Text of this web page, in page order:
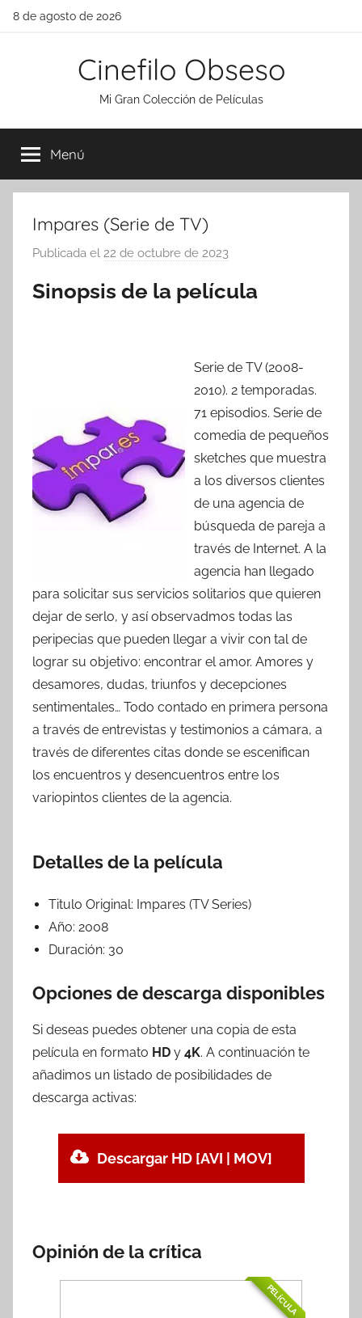
Saltar
8 de agosto de 2026
Cinefilo Obseso
Mi Gran Colección de Películas
Menú
Impares (Serie de TV)
Publicada el 22 de octubre de 2023
r
Sinopsis de la película
Serie de TV (2008-
2010). 2 temporadas.
71 episodios. Serie de
comedia de pequeños
sketches que muestra
a los diversos clientes
de una agencia de
búsqueda de pareja a
través de Internet. A la
agencia han llegado
para solicitar sus servicios solitarios que quieren
dejar de serlo, y así observadmos todas las
peripecias que pueden llegar a vivir con tal de
lograr su objetivo: encontrar el amor. Amores y
desamores, dudas, triunfos y decepciones
sentimentales… Todo contado en primera persona
a través de entrevistas y testimonios a cámara, a
través de diferentes citas donde se escenifican
los encuentros y desencuentros entre los
variopintos clientes de la agencia.
Detalles de la película
Titulo Original: Impares (TV Series)
Año: 2008
Duración: 30
Opciones de descarga disponibles
Si deseas puedes obtener una copia de esta
película en formato HD y 4K. A continuación te
añadimos un listado de posibilidades de
descarga activas:
Descargar HD [AVI | MOV]
Opinión de la crítica
PELÍCULA